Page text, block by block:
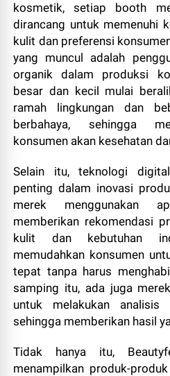
kosmetik, setiap booth
dirancang untuk memenuhi
kulit dan preferensi
yang muncul adalah
organik dalam produksi
besar dan kecil mulai
ramah lingkungan dan
berbahaya, sehingga
konsumen akan kesehatan
Selain itu, teknologi
penting dalam inovasi
merek menggunakan
memberikan rekomendasi
kulit dan kebutuhan
memudahkan konsumen
tepat tanpa harus
samping itu, ada juga
untuk melakukan
sehingga memberikan hasil
Tidak hanya itu,
menampilkan produk-